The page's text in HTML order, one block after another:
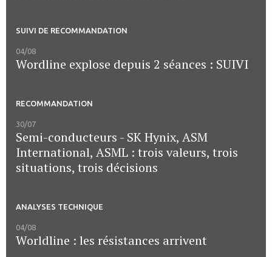
SUIVI DE RECOMMANDATION
04/08
Wordline explose depuis 2 séances : SUIVI
RECOMMANDATION
30/07
Semi-conducteurs - SK Hynix, ASM
International, ASML : trois valeurs, trois
situations, trois décisions
ANALYSES TECHNIQUE
04/08
Worldline : les résistances arrivent